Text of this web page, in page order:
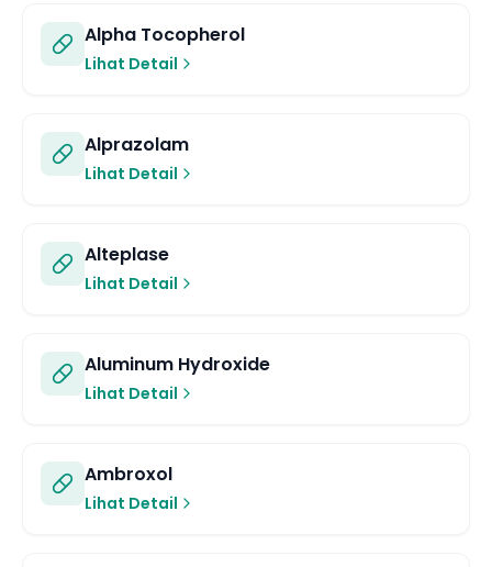
Alpha Tocopherol
Lihat Detail
Alprazolam
Lihat Detail
Alteplase
Lihat Detail
Aluminum Hydroxide
Lihat Detail
Ambroxol
Lihat Detail